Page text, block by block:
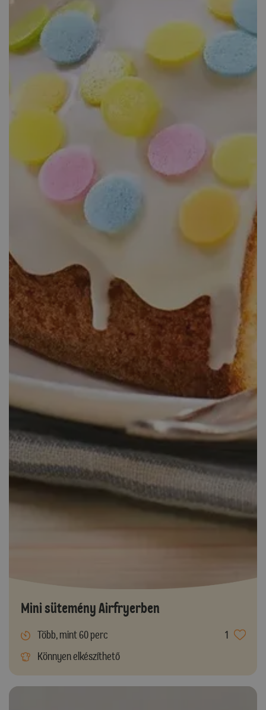
Mini sütemény Airfryerben
Több, mint 60 perc
1
Könnyen elkészíthető